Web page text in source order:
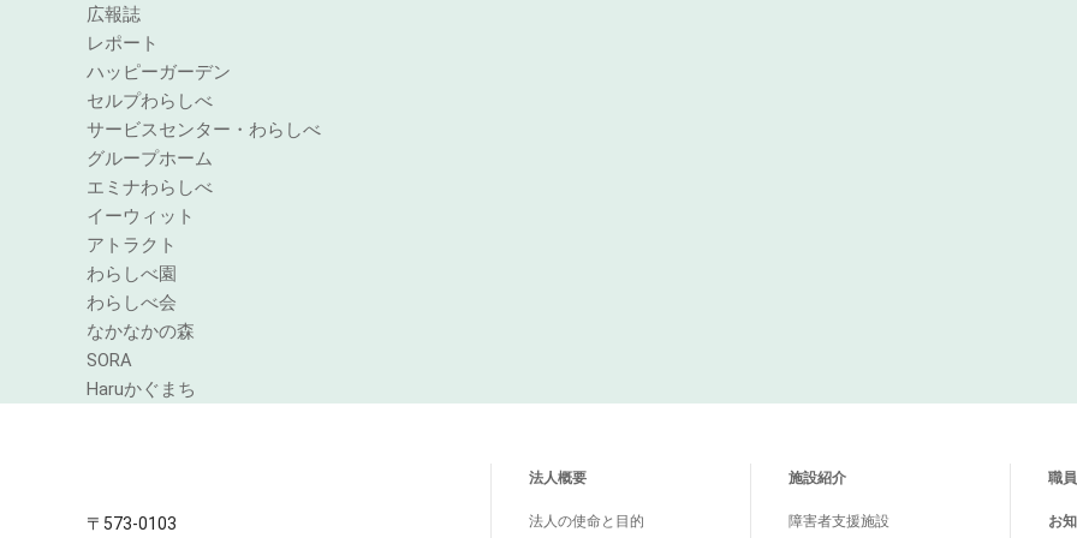
広報誌
レポート
ハッピーガーデン
セルプわらしべ
サービスセンター・わらしべ
グループホーム
エミナわらしべ
イーウィット
アトラクト
わらしべ園
わらしべ会
なかなかの森
SORA
Haruかぐまち
〒573-0103
法人概要
法人の使命と目的
施設紹介
障害者支援施設
職
お